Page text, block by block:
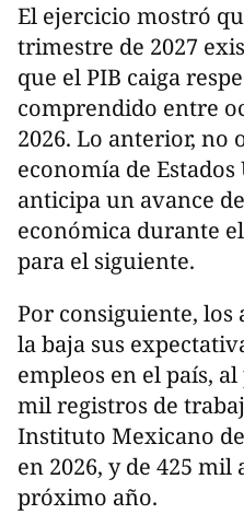
El ejercicio mostró
trimestre de 2027
que el PIB caiga
comprendido entre
2026. Lo anterior, no
economía de
anticipa un avance
económica durante
para el siguiente.
Por consiguiente, los
la baja sus
empleos en el país,
mil registros de
Instituto Mexicano
en 2026, y de 425 mil
próximo año.